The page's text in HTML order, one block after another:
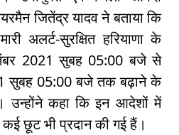
जितेंद्र यादव ने बताया कि
अलर्ट-सुरक्षित हरियाणा के
2021 सुबह 05:00 बजे से
सुबह 05:00 बजे तक बढ़ाने के
उन्होंने कहा कि इन आदेशों में
छूट भी प्रदान की गई हैं।